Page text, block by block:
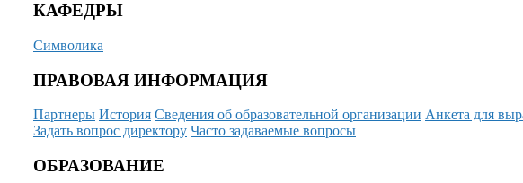
КАФЕДРЫ
Символика
ПРАВОВАЯ ИНФОРМАЦИЯ
Партнеры История Сведения об образовательной организации Анкета для
Задать вопрос директору Часто задаваемые вопросы
ОБРАЗОВАНИЕ